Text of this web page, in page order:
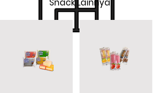
Snack Lainnya